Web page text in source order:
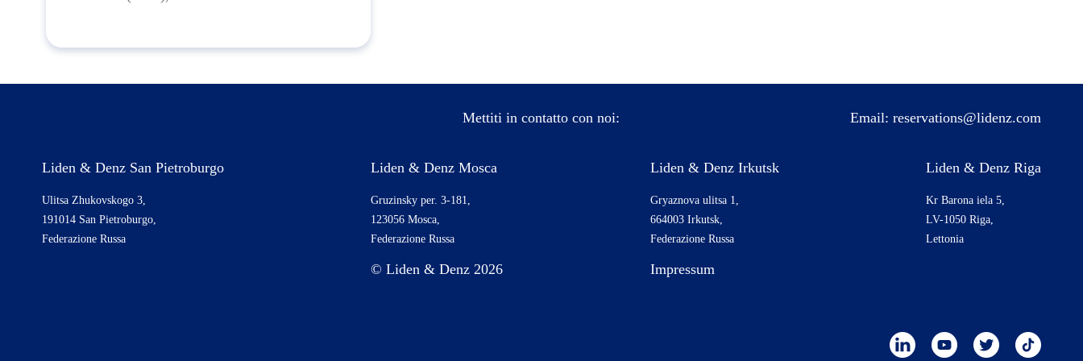
Mettiti in contatto con noi: Email: reservations@lidenz.com
Liden & Denz San Pietroburgo
Ulitsa Zhukovskogo 3,
191014 San Pietroburgo,
Federazione Russa
Liden & Denz Mosca
Gruzinsky per. 3-181,
123056 Mosca,
Federazione Russa
© Liden & Denz 2026
Liden & Denz Irkutsk
Gryaznova ulitsa 1,
664003 Irkutsk,
Federazione Russa
Impressum
Liden & Denz Riga
Kr Barona iela 5,
LV-1050 Riga,
Lettonia